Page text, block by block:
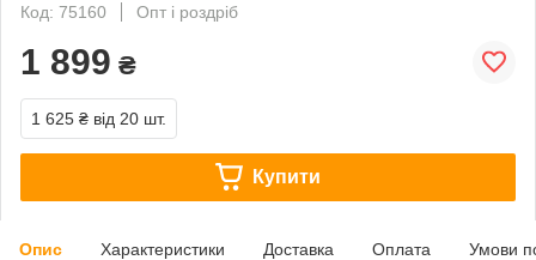
Код: 75160
Опт і роздріб
1 899 ₴
1 625 ₴ від 20 шт.
Купити
Опис Характеристики Доставка Оплата Умови